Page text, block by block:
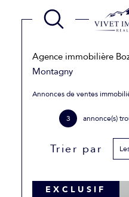
Agence immobilière
Montagny
Annonces de ventes
3 annonce(s)
Trier par
EXCLUSIF